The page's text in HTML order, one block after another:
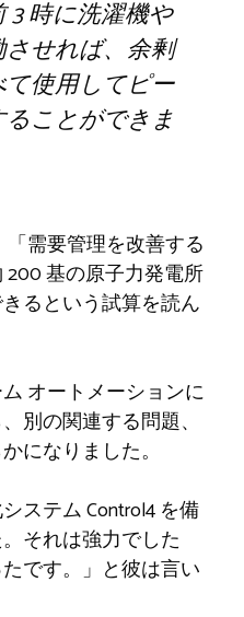
3 時に洗濯機や
せれば、余剰
使用してピー
ことができま
需要管理を改善する
基の原子力発電所
るという試算を読ん
オートメーションに
別の関連する問題、
になりました。
ステム Control4 を備
それは強力でした
です。」と彼は言い